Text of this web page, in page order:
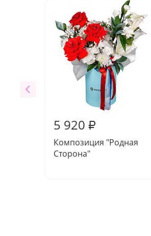
5 920 ₽
Композиция "Родная
Сторона"